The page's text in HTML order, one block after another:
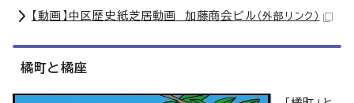
【動画】中区歴史紙芝居動画 加藤商会ビル （外部リンク）
橘町と橘座